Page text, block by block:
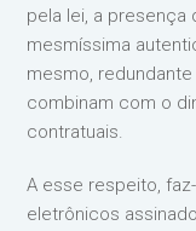
pela lei, a presença
mesmíssima
mesmo,
combinam com o
contratuais.
A esse respeito,
eletrônicos